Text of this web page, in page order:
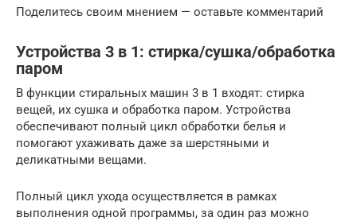
Поделитесь своим мнением — оставьте комментарий
Устройства 3 в 1: стирка/сушка/обработка
паром
В функции стиральных машин 3 в 1 входят: стирка
вещей, их сушка и обработка паром. Устройства
обеспечивают полный цикл обработки белья и
помогают ухаживать даже за шерстяными и
деликатными вещами.
Полный цикл ухода осуществляется в рамках
выполнения одной программы, за один раз можно